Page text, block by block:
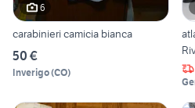
6
carabinieri camicia bianca
50 €
Inverigo(CO)